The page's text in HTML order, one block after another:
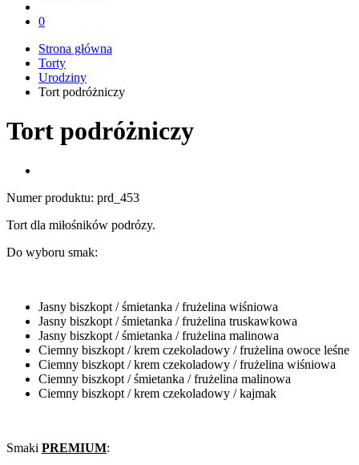
0
Strona główna
Torty
Urodziny
Tort podróżniczy
Tort podróżniczy
Numer produktu: prd_453
Tort dla miłośników podrózy.
Do wyboru smak:
Jasny biszkopt / śmietanka / frużelina wiśniowa
Jasny biszkopt / śmietanka / frużelina truskawkowa
Jasny biszkopt / śmietanka / frużelina malinowa
Ciemny biszkopt / krem czekoladowy / frużelina owoce leśne
Ciemny biszkopt / krem czekoladowy / frużelina wiśniowa
Ciemny biszkopt / śmietanka / frużelina malinowa
Ciemny biszkopt / krem czekoladowy / kajmak
Smaki PREMIUM: